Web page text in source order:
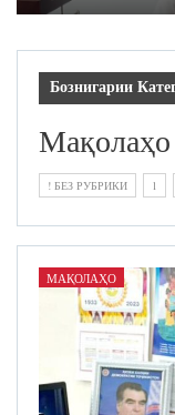
Бознигарии
Мақолаҳо
! БЕЗ РУБРИКИ 1
МАҚОЛАҲО